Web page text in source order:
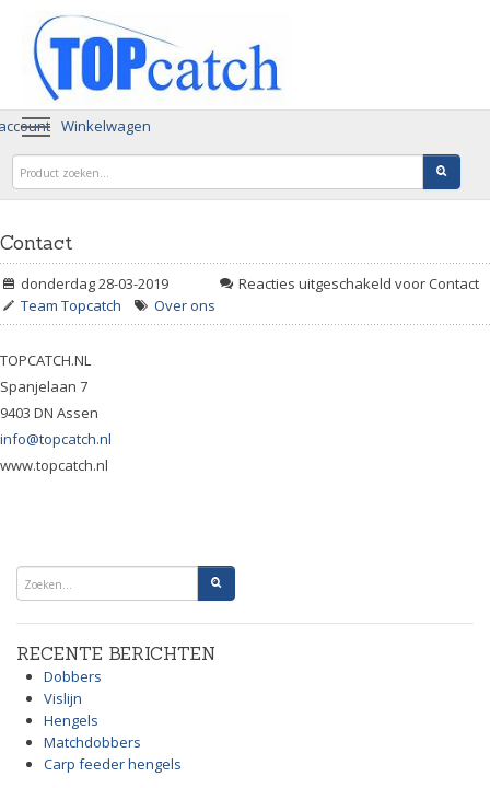
Winkelwagen
Contact
Reacties uitgeschakeld voor Contact
donderdag 28-03-2019
Team Topcatch
Over ons
TOPCATCH.NL
Spanjelaan 7
9403 DN Assen
info@topcatch.nl
www.topcatch.nl
RECENTE BERICHTEN
Dobbers
Vislijn
Hengels
Matchdobbers
Carp feeder hengels